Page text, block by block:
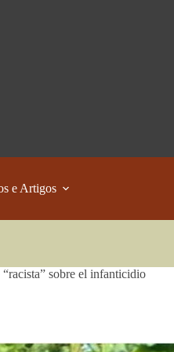
e Artigos
sobre el infanticidio